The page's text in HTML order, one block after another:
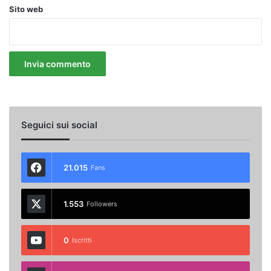
Sito web
Seguici sui social
21.015 Fans
1.553 Followers
0 Iscritti